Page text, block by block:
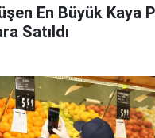
En Büyük Kaya
Satıldı